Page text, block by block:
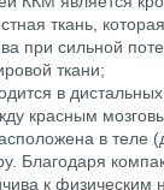
ткань,
при сильной
ткани;
в
красным
в теле
Благодаря
к физическим